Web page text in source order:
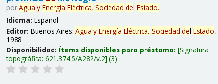
por Agua y Energía Eléctrica, Sociedad del Estado.
Idioma: Español
Editor: Buenos Aires: Agua y Energía Eléctrica, Sociedad del Estado,
1988
Disponibilidad: Ítems disponibles para préstamo: Signatura
topográfica: 621.374.5/A282/v.2 (3).